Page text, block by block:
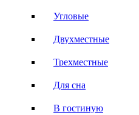
Угловые
Двухместные
Трехместные
Для сна
В гостиную